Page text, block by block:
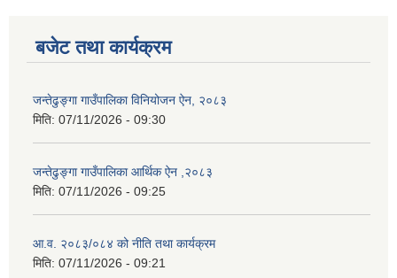
बजेट तथा कार्यक्रम
जन्तेढुङ्गा गाउँपालिका विनियोजन ऐन, २०८३
मिति: 07/11/2026 - 09:30
जन्तेढुङ्गा गाउँपालिका आर्थिक ऐन ,२०८३
मिति: 07/11/2026 - 09:25
आ.व. २०८३/०८४ को नीति तथा कार्यक्रम
मिति: 07/11/2026 - 09:21